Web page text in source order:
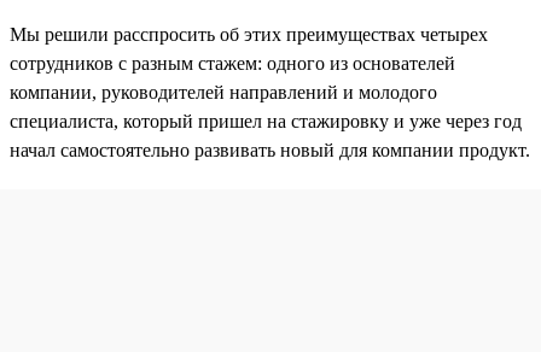
Мы решили расспросить об этих преимуществах четырех
сотрудников с разным стажем: одного из основателей
компании, руководителей направлений и молодого
специалиста, который пришел на стажировку и уже через год
начал самостоятельно развивать новый для компании продукт.